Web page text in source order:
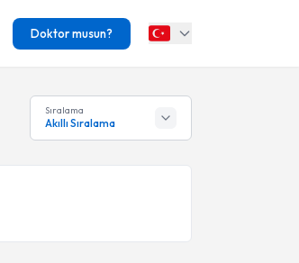
Doktor musun?
Sıralama
Akıllı Sıralama